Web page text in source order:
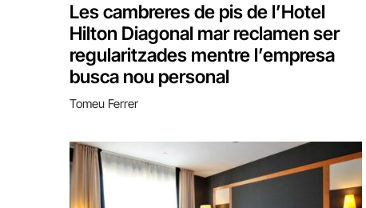
Les cambreres de pis de l’Hotel
Hilton Diagonal mar reclamen ser
regularitzades mentre l’empresa
busca nou personal
Tomeu Ferrer